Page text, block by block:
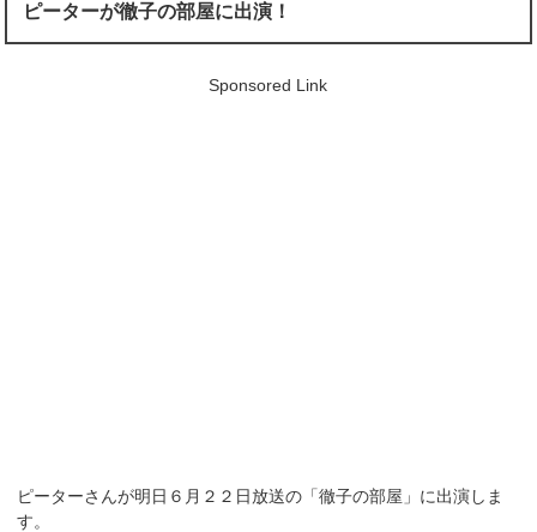
ピーターが徹子の部屋に出演！
Sponsored Link
ピーターさんが明日６月２２日放送の「徹子の部屋」に出演しま
す。